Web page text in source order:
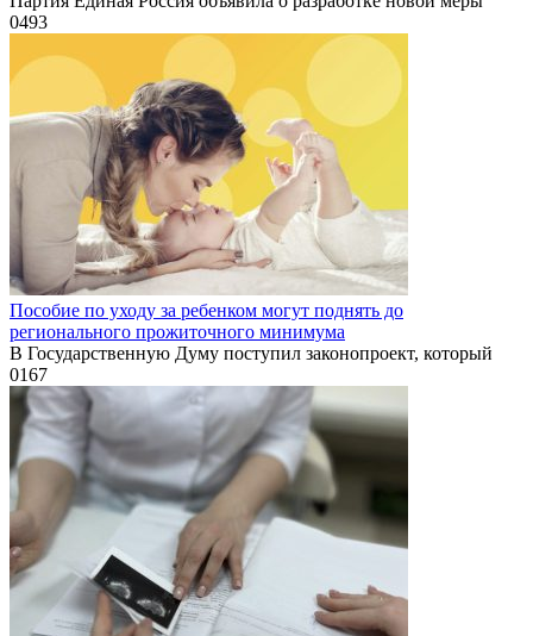
0493
Пособие по уходу за ребенком могут поднять до
регионального прожиточного минимума
В Государственную Думу поступил законопроект, который
0167